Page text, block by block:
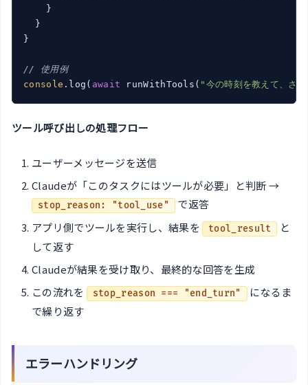
    }
  }
}
// 使用例
console .log( await runWithTools( "今の時刻を教えて、さ
ツール呼び出しの処理フロー
ユーザーメッセージを送信
Claudeが「このタスクにはツールが必要」と判断 →
stop_reason: "tool_use"
で返答
アプリ側でツールを実行し、結果を
tool_result
と
して返す
Claudeが結果を受け取り、最終的な回答を生成
この流れを
stop_reason === "end_turn"
になるま
で繰り返す
エラーハンドリング